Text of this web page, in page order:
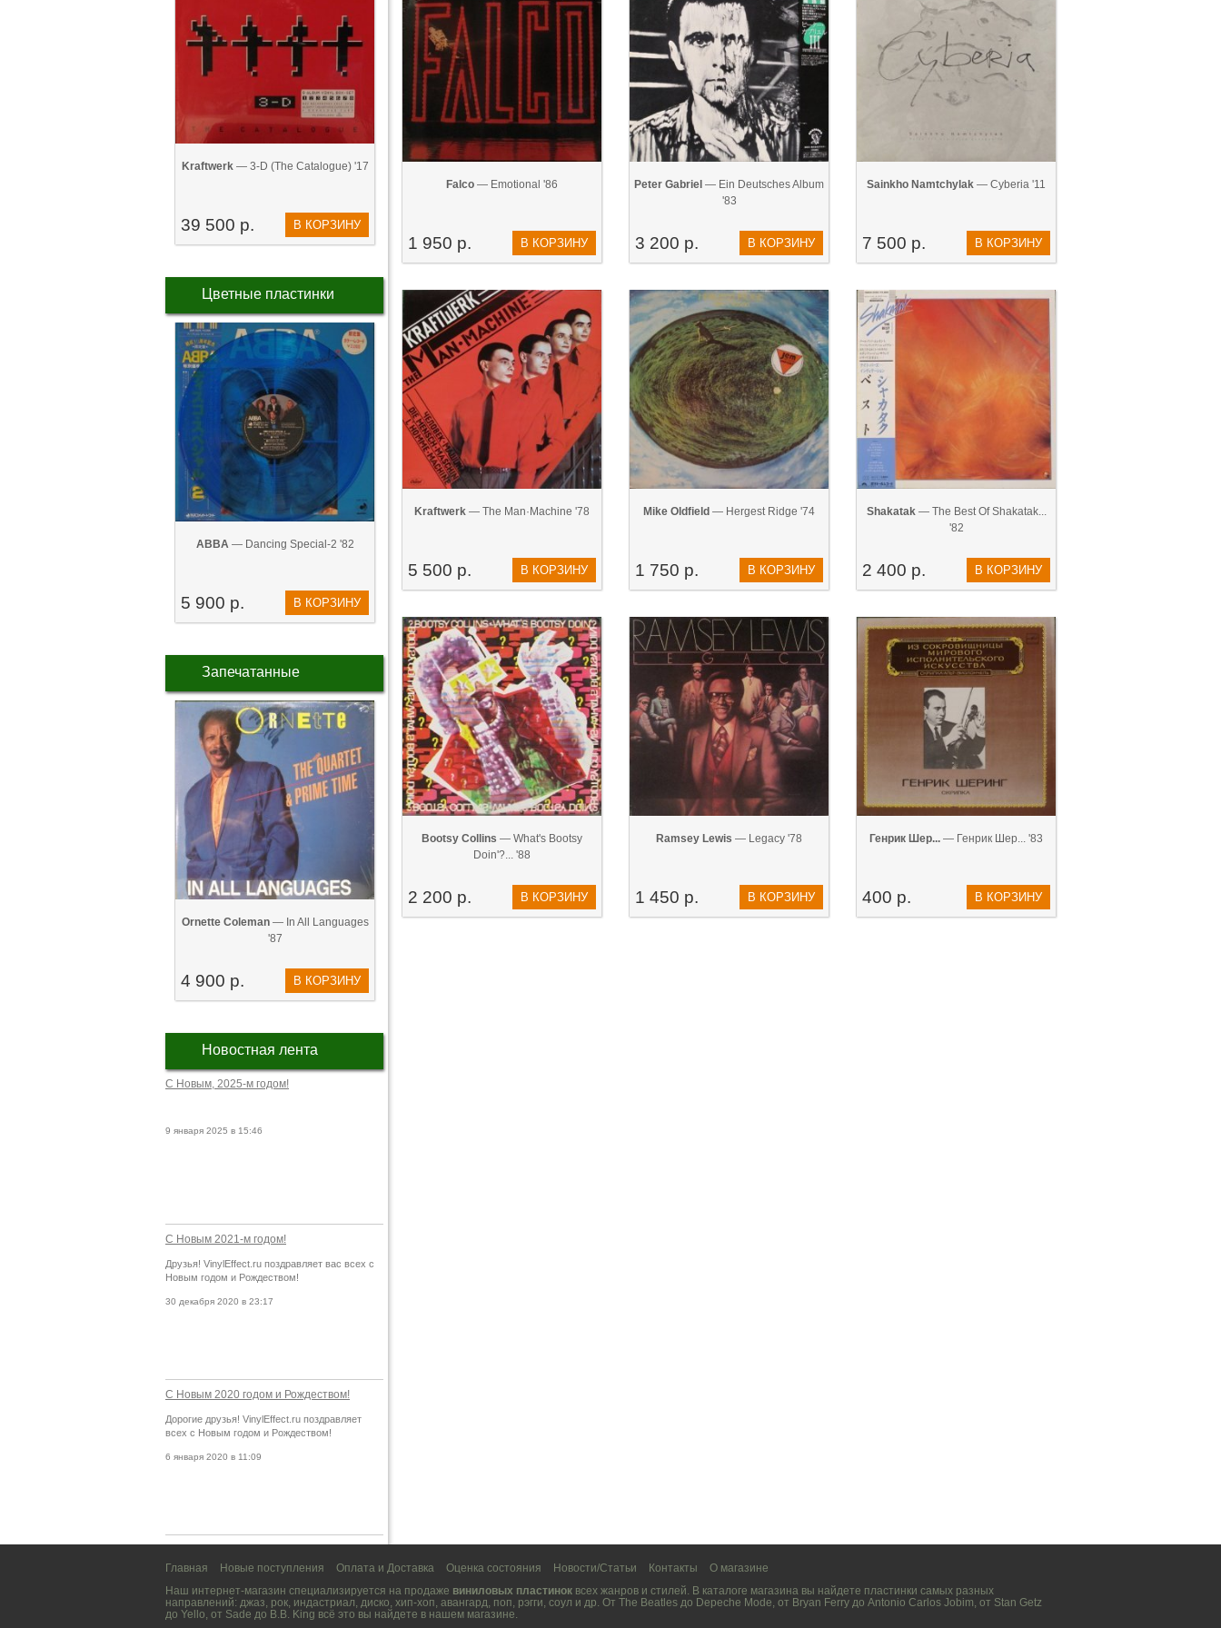
Kraftwerk— 3-D (The Catalogue) '17
39 500 р. В КОРЗИНУ
Цветные пластинки
ABBA— Dancing Special-2 '82
5 900 р. В КОРЗИНУ
Запечатанные
Ornette Coleman— In All Languages
'87
4 900 р. В КОРЗИНУ
Новостная лента
С Новым, 2025-м годом!
9 января 2025 в 15:46
С Новым 2021-м годом!
Друзья! VinylEffect.ru поздравляет вас всех с
Новым годом и Рождеством!
30 декабря 2020 в 23:17
С Новым 2020 годом и Рождеством!
Дорогие друзья! VinylEffect.ru поздравляет
всех с Новым годом и Рождеством!
6 января 2020 в 11:09
Falco — Emotional '86
1 950 р. В КОРЗИНУ
Peter Gabriel — Ein Deutsches Album
'83
3 200 р. В КОРЗИНУ
Sainkho Namtchylak — Cyberia '11
7 500 р. В КОРЗИНУ
Kraftwerk‎ — The Man·Machine '78
5 500 р. В КОРЗИНУ
Mike Oldfield — Hergest Ridge '74
1 750 р. В КОРЗИНУ
Shakatak— The Best Of Shakatak...
'82
2 400 р. В КОРЗИНУ
Bootsy Collins — What's Bootsy
Doin'?... '88
2 200 р. В КОРЗИНУ
Ramsey Lewis — Legacy '78
1 450 р. В КОРЗИНУ
Генрик Шер... — Генрик Шер... '83
400 р. В КОРЗИНУ
Главная Новые поступления Оплата и Доставка Оценка состояния Новости/Статьи Контакты
О магазине
Наш интернет-магазин специализируется на продаже виниловых пластинок всех жанров и стилей. В каталоге магазина вы найдете пластинки самых разных
направлений: джаз, рок, индастриал, диско, хип-хоп, авангард, поп, рэгги, соул и др. От The Beatles до Depeche Mode, от Bryan Ferry до Antonio Carlos Jobim, от Stan Getz
до Yello, от Sade до B.B. King всё это вы найдете в нашем магазине.